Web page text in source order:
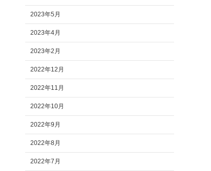
2023年5月
2023年4月
2023年2月
2022年12月
2022年11月
2022年10月
2022年9月
2022年8月
2022年7月